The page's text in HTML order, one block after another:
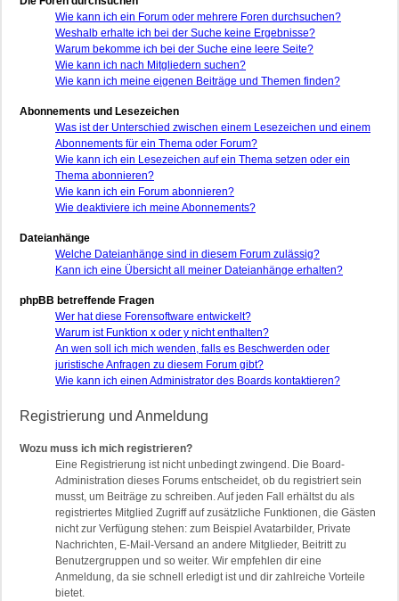
Wie kann ich ein Forum oder mehrere Foren durchsuchen?
Weshalb erhalte ich bei der Suche keine Ergebnisse?
Warum bekomme ich bei der Suche eine leere Seite?
Wie kann ich nach Mitgliedern suchen?
Wie kann ich meine eigenen Beiträge und Themen finden?
Abonnements und Lesezeichen
Was ist der Unterschied zwischen einem Lesezeichen und einem
Abonnements für ein Thema oder Forum?
Wie kann ich ein Lesezeichen auf ein Thema setzen oder ein
Thema abonnieren?
Wie kann ich ein Forum abonnieren?
Wie deaktiviere ich meine Abonnements?
Dateianhänge
Welche Dateianhänge sind in diesem Forum zulässig?
Kann ich eine Übersicht all meiner Dateianhänge erhalten?
phpBB betreffende Fragen
Wer hat diese Forensoftware entwickelt?
Warum ist Funktion x oder y nicht enthalten?
An wen soll ich mich wenden, falls es Beschwerden oder
juristische Anfragen zu diesem Forum gibt?
Wie kann ich einen Administrator des Boards kontaktieren?
Registrierung und Anmeldung
Wozu muss ich mich registrieren?
Eine Registrierung ist nicht unbedingt zwingend. Die Board-
Administration dieses Forums entscheidet, ob du registriert sein
musst, um Beiträge zu schreiben. Auf jeden Fall erhältst du als
registriertes Mitglied Zugriff auf zusätzliche Funktionen, die Gästen
nicht zur Verfügung stehen: zum Beispiel Avatarbilder, Private
Nachrichten, E-Mail-Versand an andere Mitglieder, Beitritt zu
Benutzergruppen und so weiter. Wir empfehlen dir eine
Anmeldung, da sie schnell erledigt ist und dir zahlreiche Vorteile
bietet.